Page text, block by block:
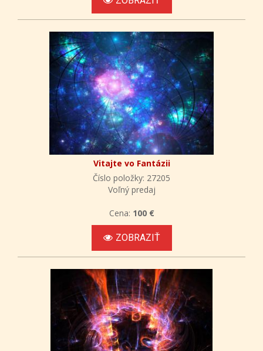
Vitajte vo Fantázii
Číslo položky: 27205
Voľný predaj
Cena: 100 €
ZOBRAZIŤ